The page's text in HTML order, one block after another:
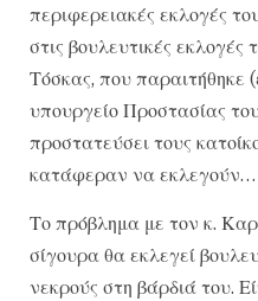
περιφερειακές εκλογές
στις βουλευτικές
Τόσκας, που παραιτήθηκε
υπουργείο Προστασίας
προστατεύσει τους
κατάφεραν να εκλεγούν…
Το πρόβλημα με τον κ.
σίγουρα θα εκλεγεί
νεκρούς στη βάρδιά του.